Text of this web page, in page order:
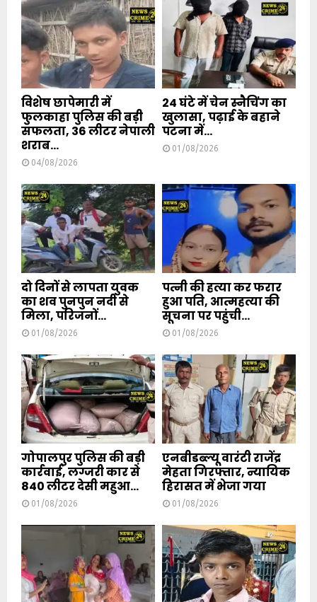
विशेष छापेमारी में
फुलकाहा पुलिस की बड़ी
सफलता, 36 लीटर नेपाली
शराब...
04/08/2026
24 घंटे में चेन स्नैचिंग का
खुलासा, पढ़ाई के बहाने
पटना में...
01/08/2026
दो दिनों से लापता युवक
का शव पुनपुन नदी से
मिला, परिजनों...
01/08/2026
पत्नी की हत्या कर फरार
हुआ पति, आत्महत्या की
सूचना पर पहुंची...
01/08/2026
गोपालपुर पुलिस की बड़ी
कार्रवाई, लग्जरी कार से
840 लीटर देसी महुआ...
01/08/2026
एनबीडब्ल्यू वारंटी राजेंद्र
मेहता गिरफ्तार, न्यायिक
हिरासत में भेजा गया
01/08/2026